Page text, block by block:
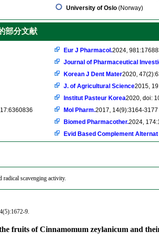
University of Oslo (Norway)
部分文献
Eur J Pharmacol.2024,
Journal of Pharmaceutical
Korean J Dent Mater2020,
J. of Agricultural Science2015,
Institut Pasteur Korea2020, doi:
Mol Pharm.2017, 14(9):3164-3177
Biomed Pharmacother.2024,
Evid Based Complement Alternat
scavenging activity.
9.
fruits of Cinnamomum zeylanicum and